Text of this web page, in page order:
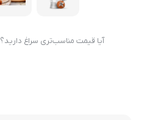
آیا قیمت مناسب‌تری سراغ دارید؟